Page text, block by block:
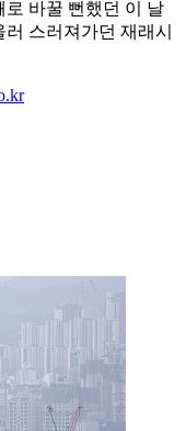
바꿀 뻔했던 이 날
스러져가던 재래시